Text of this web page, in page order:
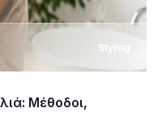
Styling
Μέθοδοι,